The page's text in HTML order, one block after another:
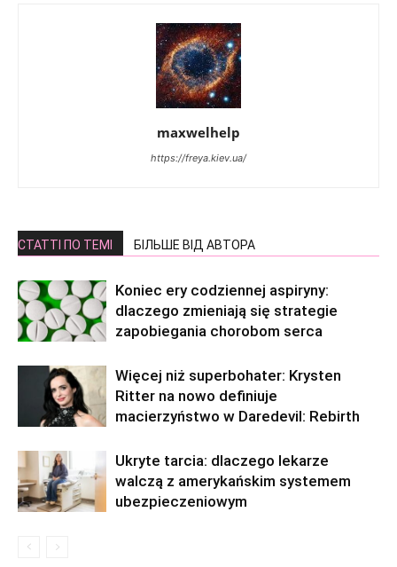
maxwelhelp
https://freya.kiev.ua/
СТАТТІ ПО ТЕМІ БІЛЬШЕ ВІД АВТОРА
Koniec ery codziennej aspiryny:
dlaczego zmieniają się strategie
zapobiegania chorobom serca
Więcej niż superbohater: Krysten
Ritter na nowo definiuje
macierzyństwo w Daredevil: Rebirth
Ukryte tarcia: dlaczego lekarze
walczą z amerykańskim systemem
ubezpieczeniowym